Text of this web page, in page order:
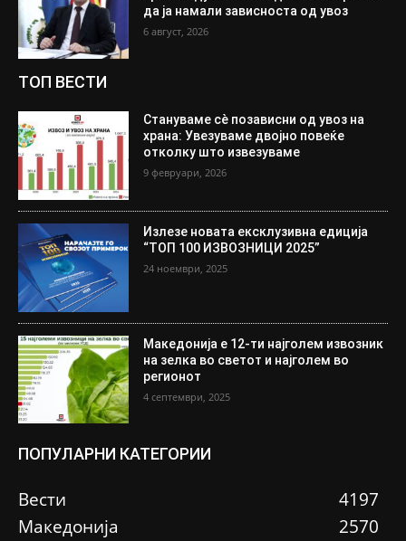
да ја намали зависноста од увоз
6 август, 2026
ТОП ВЕСТИ
Стануваме сè позависни од увоз на
храна: Увезуваме двојно повеќе
отколку што извезуваме
9 февруари, 2026
Излезе новата ексклузивна едиција
“ТОП 100 ИЗВОЗНИЦИ 2025”
24 ноември, 2025
Македонија е 12-ти најголем извозник
на зелка во светот и најголем во
регионот
4 септември, 2025
ПОПУЛАРНИ КАТЕГОРИИ
Вести
4197
Македонија
2570